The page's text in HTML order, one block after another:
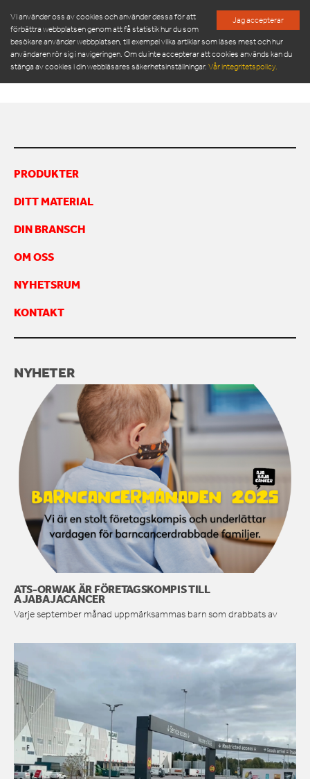
Jag accepterar
Vi använder oss av cookies och använder dessa för att
förbättra webbplatsen genom att få statistik hur du som
besökare använder webbplatsen, till exempel vilka artiklar som läses mest och hur
användaren rör sig i navigeringen. Om du inte accepterar att cookies används kan du
stänga av cookies i din webbläsares säkerhetsinställningar.Vår integritetspolicy.
SERVICE & RESERVDELAR
NYHETSRUM
OM OSS
MÖT VÅR LEDNINGSGRUPP
INSPIRATION
FINANSIERING
ARBETA HOS OSS
KONTAKTA OSS
TRACY MPC 5-12_FRILAGD
PRODUKTER
DITT MATERIAL
DIN BRANSCH
OM OSS
NYHETSRUM
KONTAKT
NYHETER
ATS-ORWAK ÄR FÖRETAGSKOMPIS TILL
AJABAJACANCER
Varje september månad uppmärksammas barn som drabbats av